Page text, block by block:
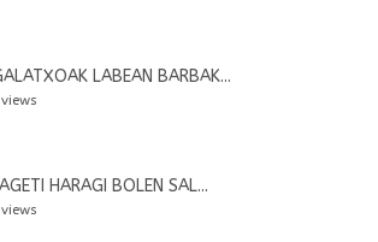
LABEAN BARBAK...
HARAGI BOLEN SAL...